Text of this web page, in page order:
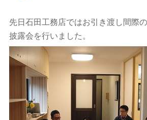
先日石田工務店ではお引き渡し間際
披露会を行いました。